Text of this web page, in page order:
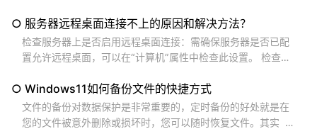
些都是非常优秀的开源系统，功能大同小异。Linux操作系统通
常被认为是稳定、安全且灵活的选择，广泛应用于各种服务器
领域，是目前占据主流的服务器系统。 ...
○ 服务器远程桌面连接不上的原因和解决方法？
检查服务器上是否启用远程桌面连接：需确保服务器是否已配
置允许远程桌面，可以在“计算机”属性中检查此设置。 检查服
没修改过默认端口号的不需要输入，如果修改过就要在ip地址
后面输入再进行远程桌面连接。 检查服务器是否正常运行：可
以ping一下服务器，如果可以ping通，说明服务器是在线的，
○ Windows11如何备份文件的快捷方式
文件的备份对数据保护是非常重要的，定时备份的好处就是在
您的文件被意外删除或损坏时，您可以随时恢复文件。其实